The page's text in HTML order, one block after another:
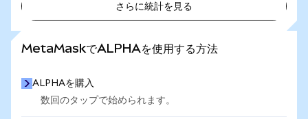
さらに統計を見る
MetaMaskでALPHAを使用する方法
ALPHAを購入
数回のタップで始められます。